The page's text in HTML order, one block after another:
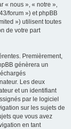
« nous », « notre »,
forum ») et phpBB
») utilisent toutes
de votre part
Premièrement,
génèrera un
Les deux
et un identifiant
par le logiciel
sur les sujets de
que vous avez
en tant